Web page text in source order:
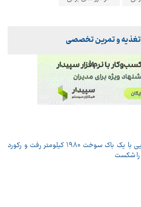
تغذیه و تمرین تخصصی
نیسان قشقایی با یک باک سوخت ۱۹۸۰ کیلومتر رفت و رکورد
شکست